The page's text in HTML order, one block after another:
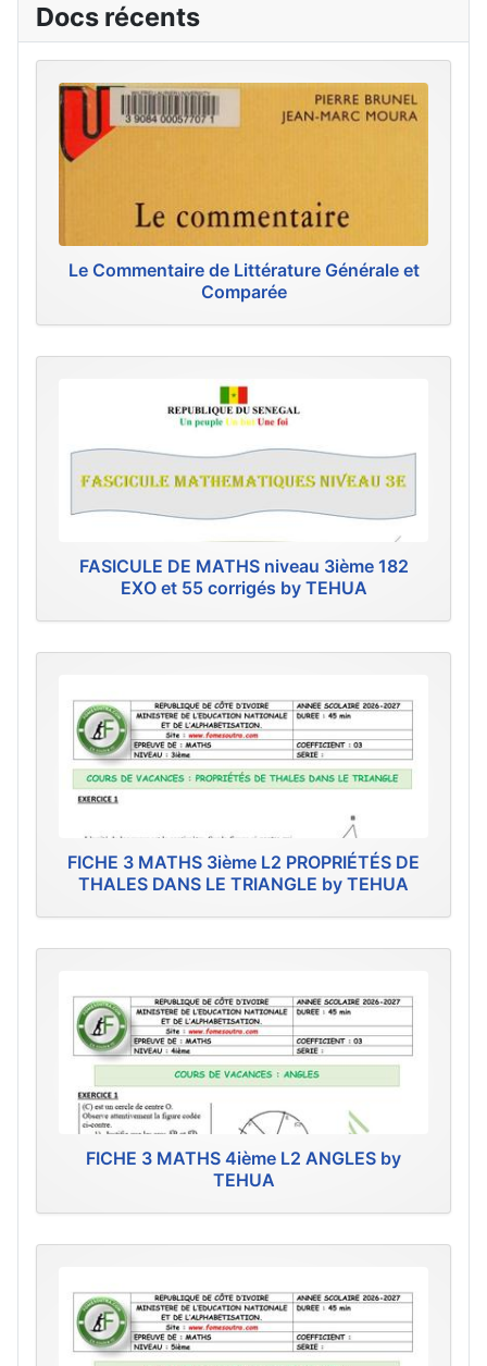
Docs récents
Le Commentaire de Littérature Générale et
Comparée
FASICULE DE MATHS niveau 3ième 182
EXO et 55 corrigés by TEHUA
FICHE 3 MATHS 3ième L2 PROPRIÉTÉS DE
THALES DANS LE TRIANGLE by TEHUA
FICHE 3 MATHS 4ième L2 ANGLES by
TEHUA